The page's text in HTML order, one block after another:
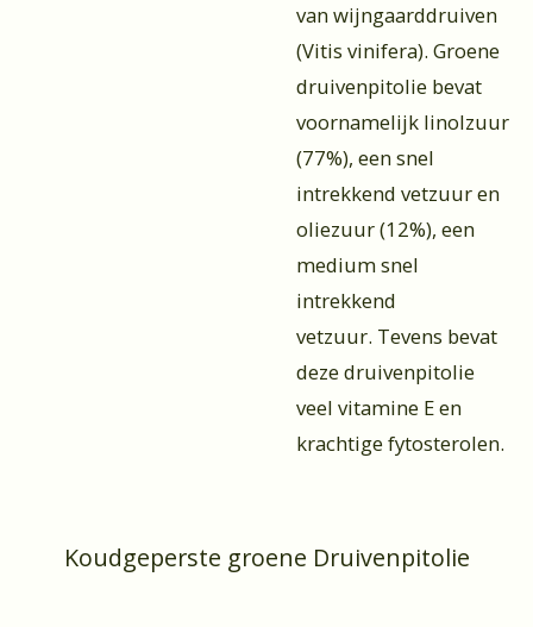
van wijngaarddruiven
(Vitis vinifera). Groene
druivenpitolie bevat
voornamelijk linolzuur
(77%), een snel
intrekkend vetzuur en
oliezuur (12%), een
medium snel
intrekkend
vetzuur. Tevens bevat
deze druivenpitolie
veel vitamine E en
krachtige fytosterolen.
Koudgeperste groene Druivenpitolie